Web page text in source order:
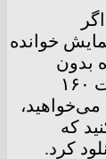
خوانده
بدون
محدودیت از کاراکتر (در مقابل محدودیت ۱۶۰
که
کرد.